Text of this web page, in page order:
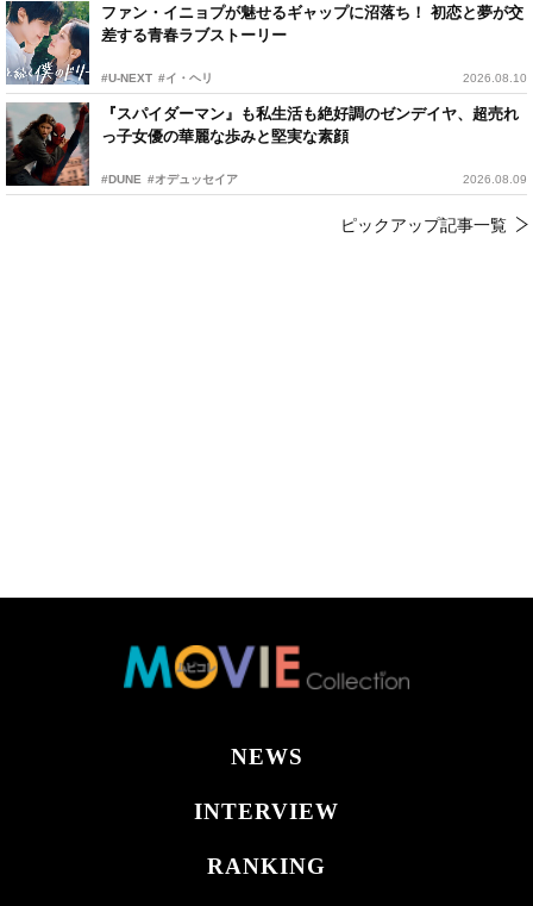
ファン・イニョプが魅せるギャップに沼落ち！ 初恋と夢が交
差する青春ラブストーリー
#U-NEXT #イ・ヘリ 2026.08.10
『スパイダーマン』も私生活も絶好調のゼンデイヤ、超売れ
っ子女優の華麗な歩みと堅実な素顔
#DUNE #オデュッセイア 2026.08.09
ピックアップ記事一覧
NEWS
INTERVIEW
RANKING